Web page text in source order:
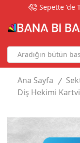
Sepette 'de
Ana Sayfa /
Diş Hekimi